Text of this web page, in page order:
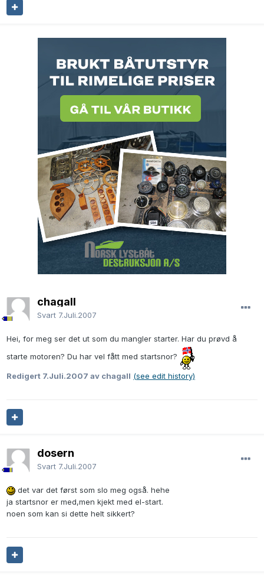
chagall
Svart 7.Juli.2007
Hei, for meg ser det ut som du mangler starter. Har du prøvd å
starte motoren? Du har vel fått med startsnor?
Redigert 7.Juli.2007 av chagall (see edit history)
dosern
Svart 7.Juli.2007
det var det først som slo meg også. hehe
ja startsnor er med,men kjekt med el-start.
noen som kan si dette helt sikkert?